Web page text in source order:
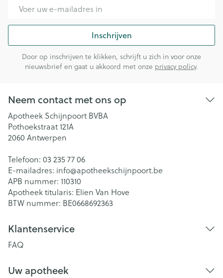
Inschrijven
Door op inschrijven te klikken, schrijft u zich in voor onze
nieuwsbrief en gaat u akkoord met onze privacy policy.
Neem contact met ons op
Apotheek Schijnpoort BVBA
Pothoekstraat 121A
2060 Antwerpen
Telefoon: 03 235 77 06
E-mailadres: info@apotheekschijnpoort.be
APB nummer: 110310
Apotheek titularis: Elien Van Hove
BTW nummer: BE0668692363
Klantenservice
FAQ
Uw apotheek